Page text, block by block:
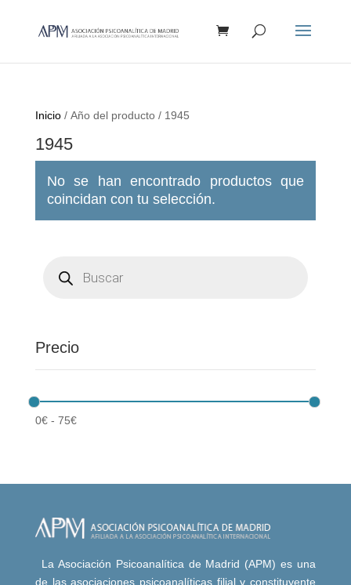
productos
Inicio/ Año del producto / 1945
1945
No se han encontrado productos que
coincidan con tu selección.
productos
Precio
0€- 75€
La Asociación Psicoanalítica de Madrid (APM) es una
de las asociaciones psicoanalíticas filial y constituyente